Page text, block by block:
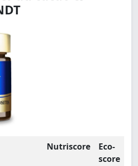
Nutriscore
Eco-
score